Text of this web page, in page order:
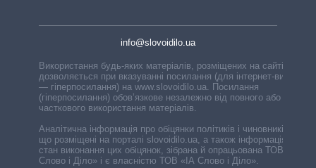
info@slovoidilo.ua
Використання будь-яких матеріалів, розміщених на сайті,
дозволяється при вказуванні посилання (для інтернет-видань
— гіперпосилання) на www.slovoidilo.ua. Посилання
(гіперпосилання) обов’язкове незалежно від повного або
часткового використання матеріалів.
Аналітична інформація про обіцянки політиків і чиновників,
що розміщені на порталі slovoidilo.ua, а також інформація про
стан виконання цих обіцянок, зібрана й опрацьована ТОВ «ІА
Слово і Діло» і є власністю ТОВ «ІА Слово і Діло».